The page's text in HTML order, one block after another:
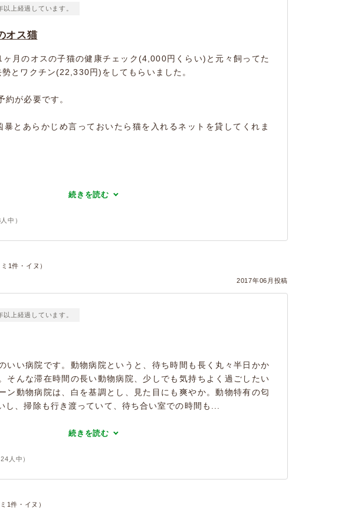
上経過しています。
オス猫
ヶ月のオスの子猫の健康チェック(4,000円くらい)と元々飼ってた
とワクチン(22,330円)をしてもらいました。
約が必要です。
暴とあらかじめ言っておいたら猫を入れるネットを貸してくれま
続きを読む
人中）
1件・イヌ）
2017年06月投稿
上経過しています。
いい病院です。動物病院というと、待ち時間も長く丸々半日かか
そんな滞在時間の長い動物病院、少しでも気持ちよく過ごしたい
ン動物病院は、白を基調とし、見た目にも爽やか。動物特有の匂
し、掃除も行き渡っていて、待ち合い室での時間も...
続きを読む
24 人中）
1件・イヌ）